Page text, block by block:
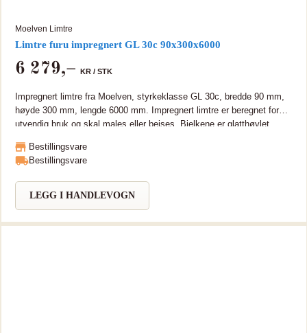
Moelven Limtre
Limtre furu impregnert GL 30c 90x300x6000
6 279,– KR / STK
Impregnert limtre fra Moelven, styrkeklasse GL 30c, bredde 90 mm,
høyde 300 mm, lengde 6000 mm. Impregnert limtre er beregnet for
utvendig bruk og skal males eller beises. Bjelkene er glatthøvlet.
tar lange spenn. Moelven Limtre sertifikater som PEFC, CE, ISO
9001 og 14001. Bjelken kan leveres i lengde opptil 15 meter. Kan
Bestillingsvare
Bestillingsvare
LEGG I HANDLEVOGN